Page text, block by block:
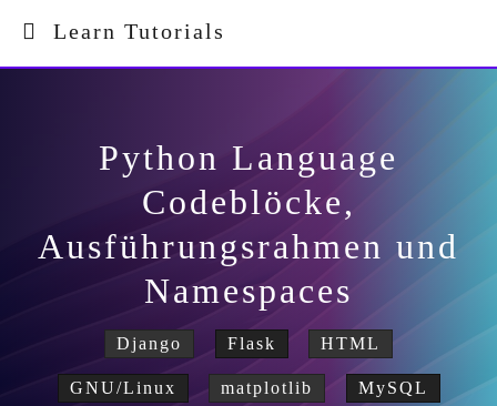
Learn Tutorials
Python Language
Codeblöcke,
Ausführungsrahmen und
Namespaces
Django Flask HTML
GNU/Linux matplotlib MySQL